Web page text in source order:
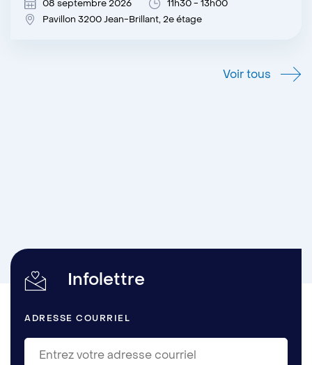
08 septembre 2026
11h30 - 13h00
Pavillon 3200 Jean-Brillant, 2e étage
Voir tous
Infolettre
ADRESSE COURRIEL